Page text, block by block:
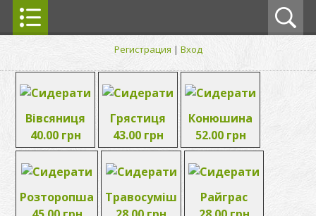
Регистрация | Вход
Вівсяниця
40.00 грн
Грястиця
43.00 грн
Конюшина
52.00 грн
Розторопша
Травосуміш
Райграс